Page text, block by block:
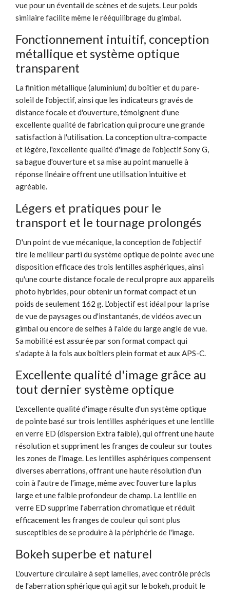
vue pour un éventail de scènes et de sujets. Leur poids
similaire facilite même le rééquilibrage du gimbal.
Fonctionnement intuitif, conception
métallique et système optique
transparent
La finition métallique (aluminium) du boîtier et du pare-
soleil de l'objectif, ainsi que les indicateurs gravés de
distance focale et d'ouverture, témoignent d'une
excellente qualité de fabrication qui procure une grande
satisfaction à l'utilisation. La conception ultra-compacte
et légère, l'excellente qualité d'image de l'objectif Sony G,
sa bague d'ouverture et sa mise au point manuelle à
réponse linéaire offrent une utilisation intuitive et
agréable.
Légers et pratiques pour le
transport et le tournage prolongés
D'un point de vue mécanique, la conception de l'objectif
tire le meilleur parti du système optique de pointe avec une
disposition efficace des trois lentilles asphériques, ainsi
qu'une courte distance focale de recul propre aux appareils
photo hybrides, pour obtenir un format compact et un
poids de seulement 162 g. L'objectif est idéal pour la prise
de vue de paysages ou d'instantanés, de vidéos avec un
gimbal ou encore de selfies à l'aide du large angle de vue.
Sa mobilité est assurée par son format compact qui
s'adapte à la fois aux boîtiers plein format et aux APS-C.
Excellente qualité d'image grâce au
tout dernier système optique
L'excellente qualité d'image résulte d'un système optique
de pointe basé sur trois lentilles asphériques et une lentille
en verre ED (dispersion Extra faible), qui offrent une haute
résolution et suppriment les franges de couleur sur toutes
les zones de l'image. Les lentilles asphériques compensent
diverses aberrations, offrant une haute résolution d'un
coin à l'autre de l'image, même avec l'ouverture la plus
large et une faible profondeur de champ. La lentille en
verre ED supprime l'aberration chromatique et réduit
efficacement les franges de couleur qui sont plus
susceptibles de se produire à la périphérie de l'image.
Bokeh superbe et naturel
L'ouverture circulaire à sept lamelles, avec contrôle précis
de l'aberration sphérique qui agit sur le bokeh, produit le